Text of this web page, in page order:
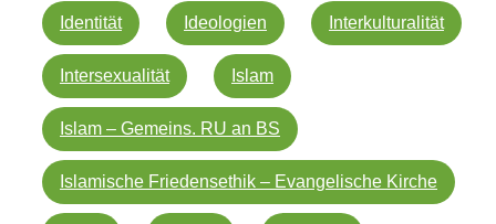
Identität Ideologien Interkulturalität
Intersexualität Islam
Islam – Gemeins. RU an BS
Islamische Friedensethik – Evangelische Kirche